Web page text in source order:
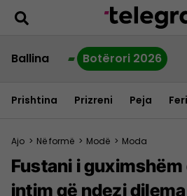
Ballina Botërori 2026
Prishtina Prizreni Peja
Ajo > Në formë > Modë > Moda
Fustani i
intim që ndezi